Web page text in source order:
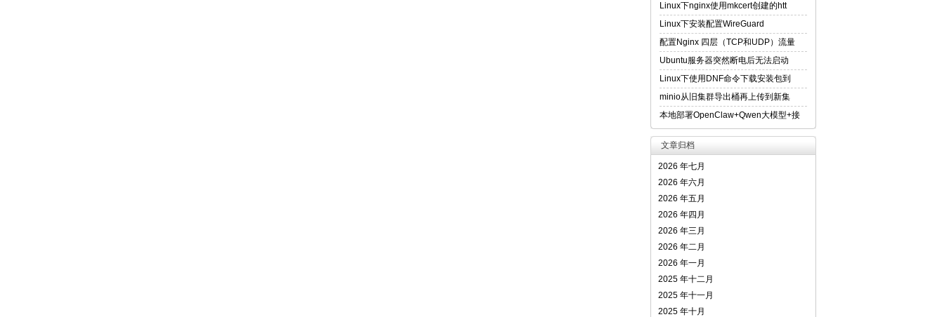
Linux下nginx使用mkcert创建的htt
Linux下安装配置WireGuard
配置Nginx 四层（TCP和UDP）流量
Ubuntu服务器突然断电后无法启动
Linux下使用DNF命令下载安装包到
minio从旧集群导出桶再上传到新集
本地部署OpenClaw+Qwen大模型+接
文章归档
2026 年七月
2026 年六月
2026 年五月
2026 年四月
2026 年三月
2026 年二月
2026 年一月
2025 年十二月
2025 年十一月
2025 年十月